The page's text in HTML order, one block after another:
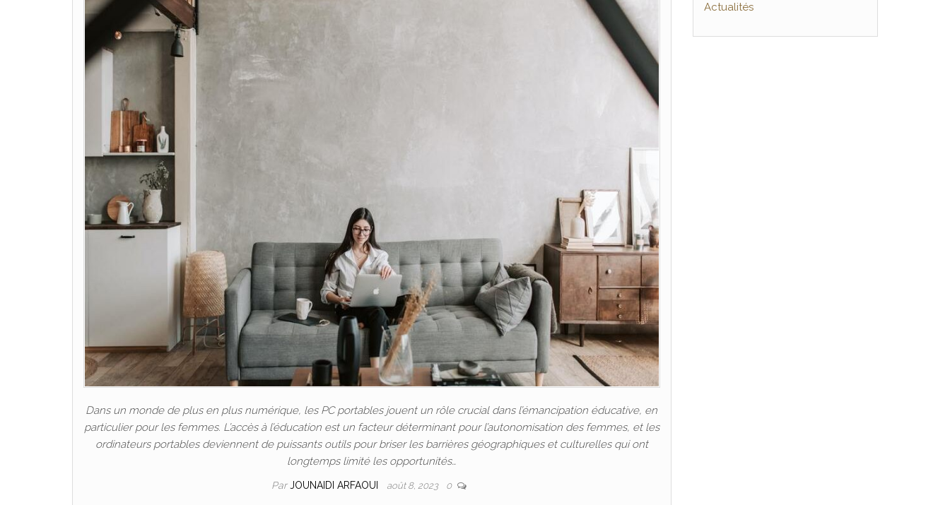
Dans un monde de plus en plus numérique, les PC portables jouent un rôle crucial dans l’émancipation éducative, en
particulier pour les femmes. L’accès à l’éducation est un facteur déterminant pour l’autonomisation des femmes, et les
ordinateurs portables deviennent de puissants outils pour briser les barrières géographiques et culturelles qui ont
longtemps limité les opportunités…
ParJOUNAIDI ARFAOUI août 8, 2023 0
Actualités